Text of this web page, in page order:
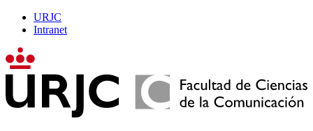
URJC
Intranet